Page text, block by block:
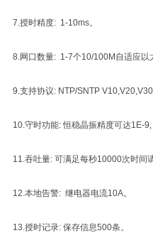
7.授时精度: 1-10ms。
8.网口数量: 1-7个10/100M自适应以
9.支持协议: NTP/SNTP
10.守时功能: 恒稳晶振精度可达1E-9,
11.吞吐量: 可满足每秒10000次时间
12.本地告警: 继电器电流10A。
13.授时记录: 保存信息500条。